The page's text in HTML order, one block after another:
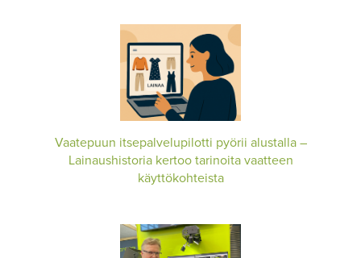
Vaatepuun itsepalvelupilotti pyörii alustalla –
Lainaushistoria kertoo tarinoita vaatteen
käyttökohteista